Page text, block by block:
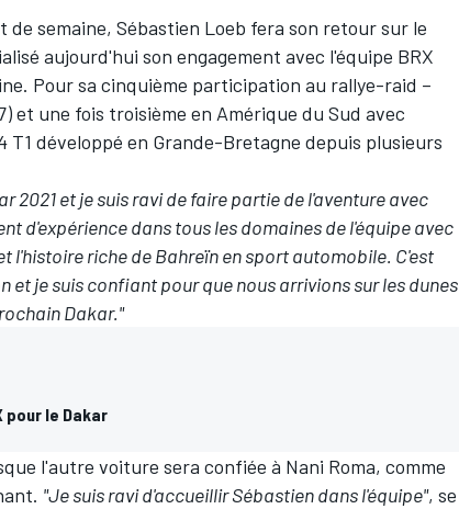
de semaine, Sébastien Loeb fera son retour sur le
aujourd'hui son engagement avec l'équipe BRX
Pour sa cinquième participation au rallye-raid –
et une fois troisième en Amérique du Sud avec
T1 développé en Grande-Bretagne depuis plusieurs
2021 et je suis ravi de faire partie de l'aventure avec
d'expérience dans tous les domaines de l'équipe avec
l'histoire riche de Bahreïn en sport automobile. C'est
et je suis confiant pour que nous arrivions sur les dunes
Dakar."
pour le Dakar
l'autre voiture sera confiée à Nani Roma, comme
"Je suis ravi d'accueillir Sébastien dans l'équipe", se